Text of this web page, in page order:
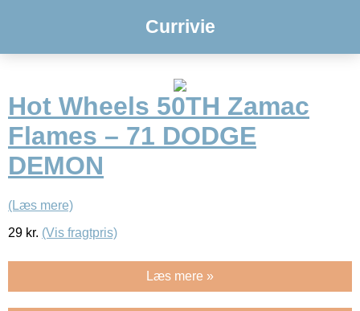
Currivie
Hot Wheels 50TH Zamac
Flames – 71 DODGE
DEMON
(Læs mere)
29 kr. (Vis fragtpris)
Læs mere »